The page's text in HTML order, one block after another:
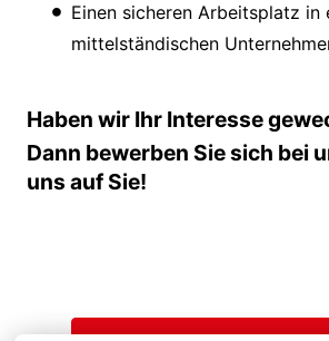
Einen sicheren Arbeitsplatz in
mittelständischen
Haben wir Ihr Interesse
Dann bewerben Sie sich bei
uns auf Sie!